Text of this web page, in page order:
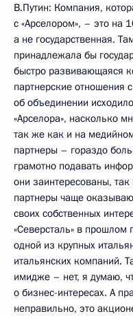
В.Путин: Компания,
с «Арселором», – это на
а не государственная.
принадлежала бы
быстро развивающаяся
партнерские отношения
об объединении
«Арселора», насколько
так же как и на
партнеры – гораздо
грамотно подавать
они заинтересованы,
партнеры чаще
своих собственных
«Северсталь» в прошлом
одной из крупных
итальянских компаний.
имидже – нет, я думаю,
о бизнес-интересах. А
неправильно, это